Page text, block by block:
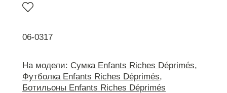
06-0317
На модели: Сумка Enfants Riches Déprimés,
Футболка Enfants Riches Déprimés,
Ботильоны Enfants Riches Déprimés